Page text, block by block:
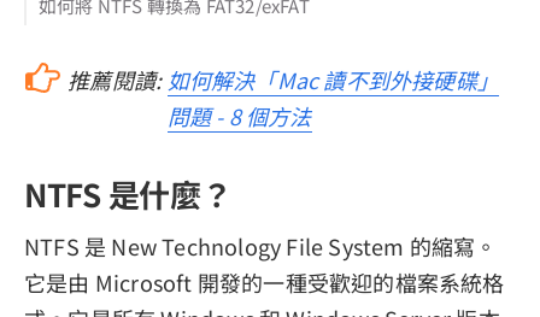
如何將 NTFS 轉換為 FAT32/exFAT
推薦閱讀: 如何解決「Mac 讀不到外接硬碟」
問題 - 8 個方法
NTFS 是什麼？
NTFS 是 New Technology File System 的縮寫。
它是由 Microsoft 開發的一種受歡迎的檔案系統格